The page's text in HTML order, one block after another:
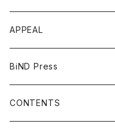
APPEAL
BiND Press
CONTENTS